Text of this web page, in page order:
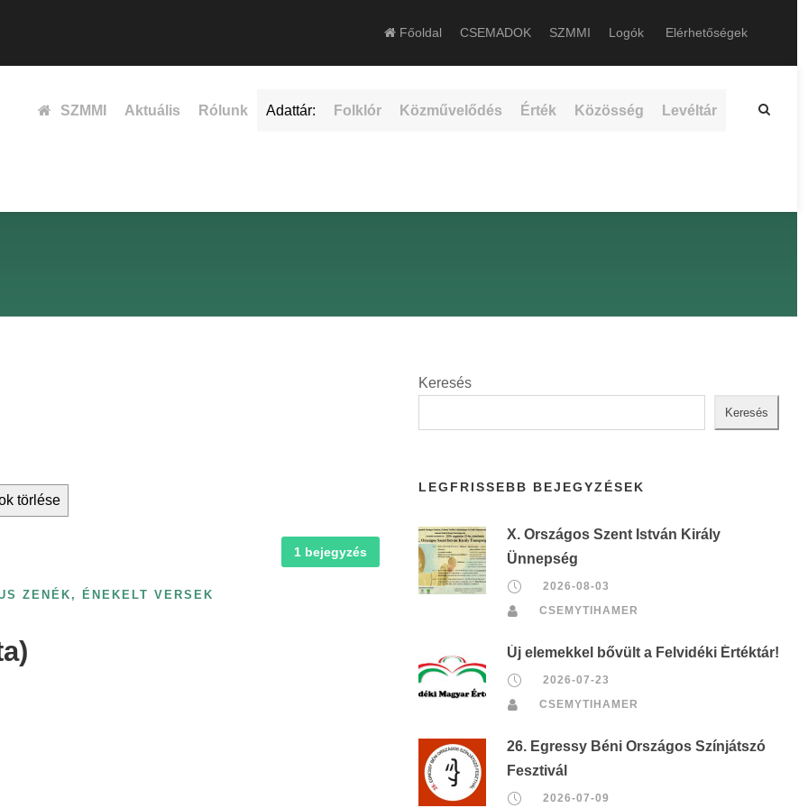
Főoldal CSEMADOK SZMMI Logók Elérhetőségek
SZMMI Aktuális Rólunk Adattár: Folklór Közművelődés Érték Közösség Levéltár
törlése
1 bejegyzés
ZENÉK, ÉNEKELT VERSEK
Keresés
Keresés
LEGFRISSEBB BEJEGYZÉSEK
X. Országos Szent István Király
Ünnepség
2026-08-03
CSEMYTIHAMER
Új elemekkel bővült a Felvidéki Értéktár!
2026-07-23
CSEMYTIHAMER
26. Egressy Béni Országos Színjátszó
Fesztivál
2026-07-09